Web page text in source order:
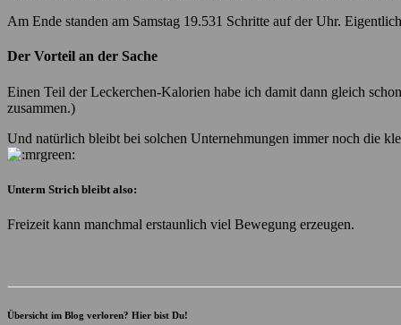
Am Ende standen am Samstag 19.531 Schritte auf der Uhr.
Der Vorteil an der Sache
Einen Teil der Leckerchen-Kalorien habe ich damit dann gleich
zusammen.)
Und natürlich bleibt bei solchen Unternehmungen immer noch die
Unterm Strich bleibt also:
Freizeit kann manchmal erstaunlich viel Bewegung erzeugen.
Übersicht im Blog verloren? Hier bist Du!